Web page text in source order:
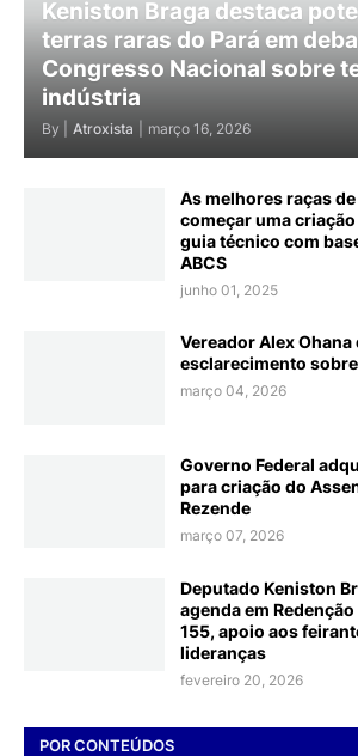
Keniston Braga destaca
terras raras do Pará em
Congresso Nacional sobre
indústria
By | Atroxista março 16, 2026
As melhores raças
começar uma
guia técnico com
ABCS
junho 01, 2025
Vereador Alex
esclarecimento
março 04, 2026
Governo Federal
para criação do
Rezende
março 07, 2026
Deputado Keniston
agenda em
155, apoio aos
lideranças
fevereiro 20, 2026
POR CONTEÚDOS